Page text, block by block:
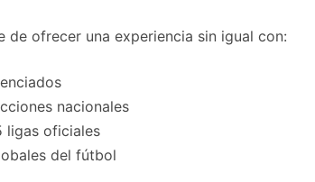
de ofrecer una experiencia sin igual con:
nacionales
ligas oficiales
del fútbol